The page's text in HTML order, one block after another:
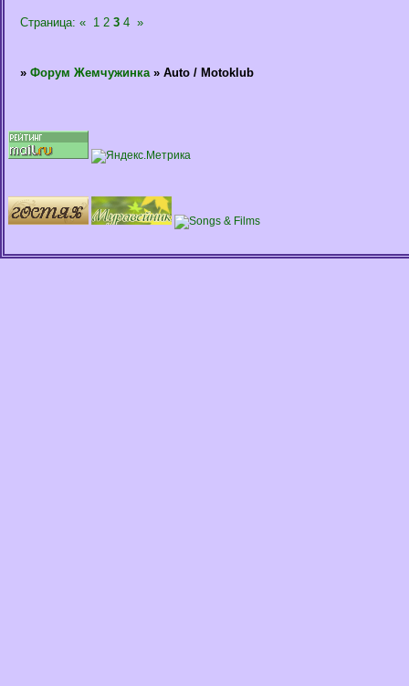
Страница: « 1 2 3 4 »
» Форум Жемчужинка » Auto / Motoklub